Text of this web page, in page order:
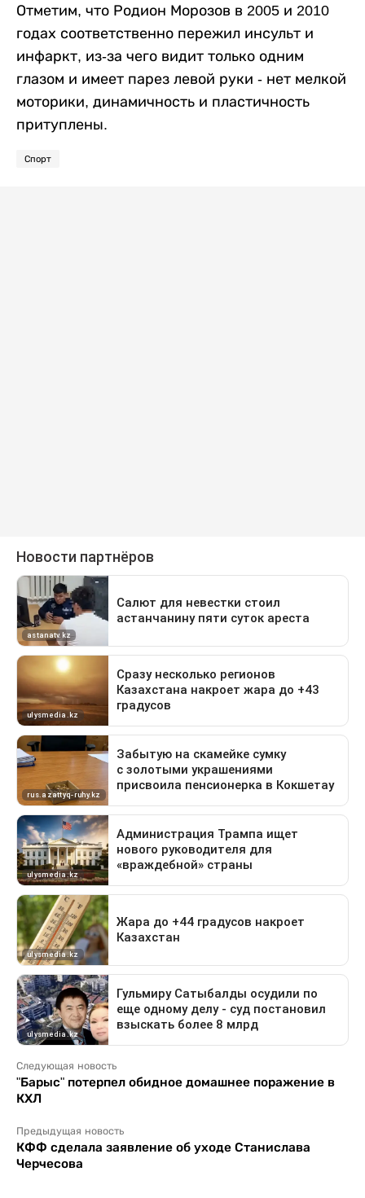
Отметим, что Родион Морозов в 2005 и 2010
годах соответственно пережил инсульт и
инфаркт, из-за чего видит только одним
глазом и имеет парез левой руки - нет мелкой
моторики, динамичность и пластичность
притуплены.
Спорт
Следующая новость
"Барыс" потерпел обидное домашнее поражение в
КХЛ
Предыдущая новость
КФФ сделала заявление об уходе Станислава
Черчесова